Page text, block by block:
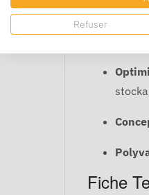
Fiche
Refuser